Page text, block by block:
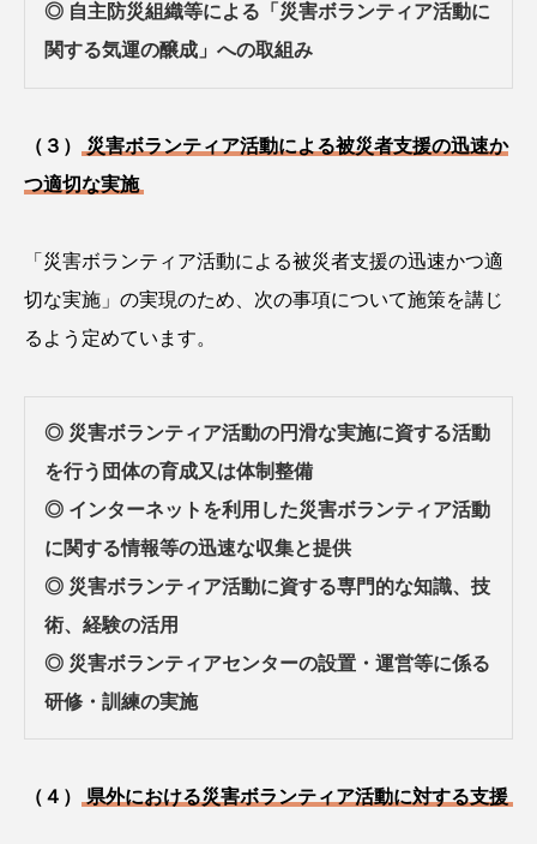
◎ 自主防災組織等による「災害ボランティア活動に
関する気運の醸成」への取組み
（３）
災害ボランティア活動による被災者支援の迅速か
つ適切な実施
「災害ボランティア活動による被災者支援の迅速かつ適
切な実施」の実現のため、次の事項について施策を講じ
るよう定めています。
◎ 災害ボランティア活動の円滑な実施に資する活動
を行う団体の育成又は体制整備
◎ インターネットを利用した災害ボランティア活動
に関する情報等の迅速な収集と提供
◎ 災害ボランティア活動に資する専門的な知識、技
術、経験の活用
◎ 災害ボランティアセンターの設置・運営等に係る
研修・訓練の実施
（４） 県外における災害ボランティア活動に対する支援